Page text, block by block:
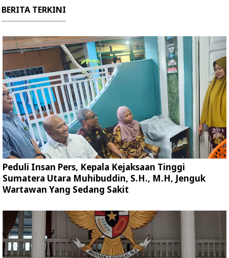
BERITA TERKINI
Peduli Insan Pers, Kepala Kejaksaan Tinggi
Sumatera Utara Muhibuddin, S.H., M.H, Jenguk
Wartawan Yang Sedang Sakit